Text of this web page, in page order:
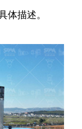
体描述。